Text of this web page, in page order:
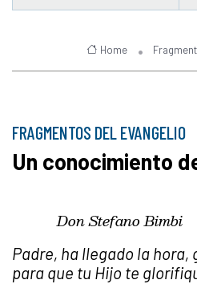
Home
FRAGMENTOS DEL EVANGELIO
Un conocimiento
Don Stefano Bimbi
Padre, ha llegado la hora,
para que tu Hijo te